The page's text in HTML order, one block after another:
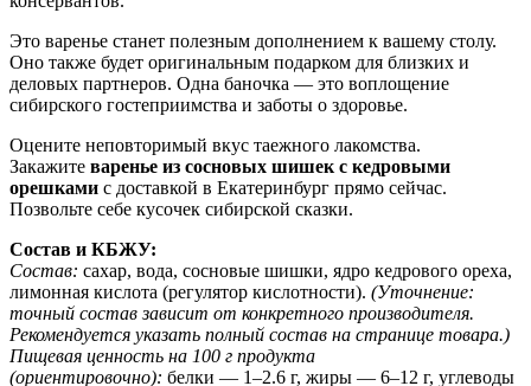
Это варенье станет полезным дополнением к вашему столу.
Оно также будет оригинальным подарком для близких и
деловых партнеров. Одна баночка — это воплощение
сибирского гостеприимства и заботы о здоровье.
Оцените неповторимый вкус таежного лакомства.
Закажите варенье из сосновых шишек с кедровыми
орешками с доставкой в Екатеринбург прямо сейчас.
Позвольте себе кусочек сибирской сказки.
Состав и КБЖУ:
Состав: сахар, вода, сосновые шишки, ядро кедрового ореха,
лимонная кислота (регулятор кислотности). (Уточнение:
точный состав зависит от конкретного производителя.
Рекомендуется указать полный состав на странице товара.)
Пищевая ценность на 100 г продукта
(ориентировочно): белки — 1–2.6 г, жиры — 6–12 г, углеводы